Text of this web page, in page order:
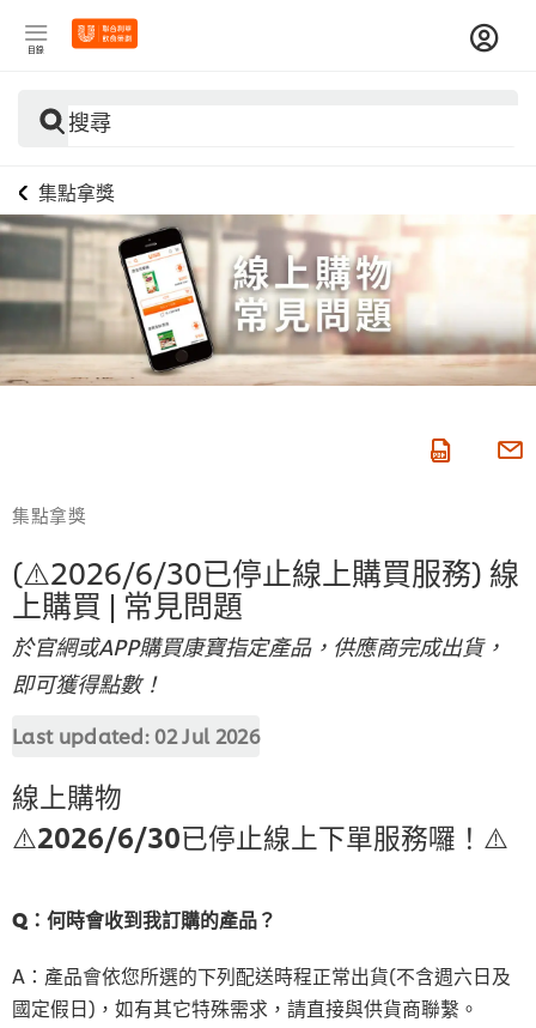
目錄
搜尋
集點拿獎
集點拿獎
(⚠️2026/6/30已停止線上購買服務) 線
上購買 | 常見問題
於官網或APP購買康寶指定產品，供應商完成出貨，
即可獲得點數！
Last updated:02 Jul 2026
線上購物
⚠️2026/6/30已停止線上下單服務囉！⚠️
Q：何時會收到我訂購的產品？
A：產品會依您所選的下列配送時程正常出貨(不含週六日及
國定假日)，如有其它特殊需求，請直接與供貨商聯繫。